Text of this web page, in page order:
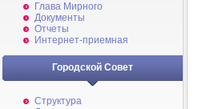
Глава Мирного
Документы
Отчеты
Интернет-приемная
Городской Совет
Структура